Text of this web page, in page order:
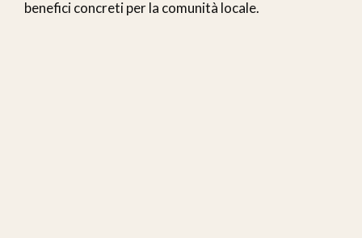
benefici concreti per la comunità locale.